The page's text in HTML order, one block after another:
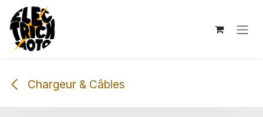
Se rendre au contenu
Chargeur & Câbles